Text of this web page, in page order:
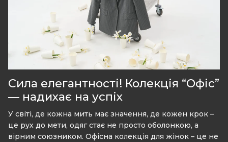
Сила елегантності! Колекція “Офіс”
— надихає на успіх
У світі, де кожна мить має значення, де кожен крок –
це рух до мети, одяг стає не просто оболонкою, а
вірним союзником. Офісна колекція для жінок – це не